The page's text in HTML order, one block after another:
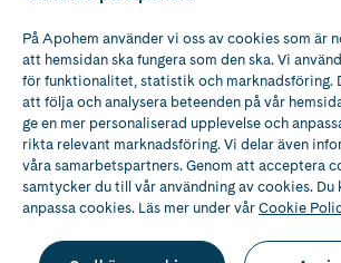
Apotek med tillstånd
av Läkemedelsverket
På Apohem använder vi oss av cookies som är
att hemsidan ska fungera som den ska. Vi
för funktionalitet, statistik och marknadsföring.
att följa och analysera beteenden på vår
ge en mer personaliserad upplevelse och
rikta relevant marknadsföring. Vi delar även
våra samarbetspartners. Genom att acceptera
samtycker du till vår användning av cookies. Du
anpassa cookies. Läs mer under vårCookie